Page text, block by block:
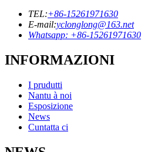
TEL:+86-15261971630
E-mail:yclonglong@163.net
Whatsapp: +86-15261971630
INFORMAZIONI
I prudutti
Nantu à noi
Esposizione
News
Cuntatta ci